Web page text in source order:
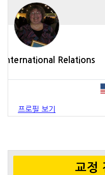
BA in
년간의 경험
교정